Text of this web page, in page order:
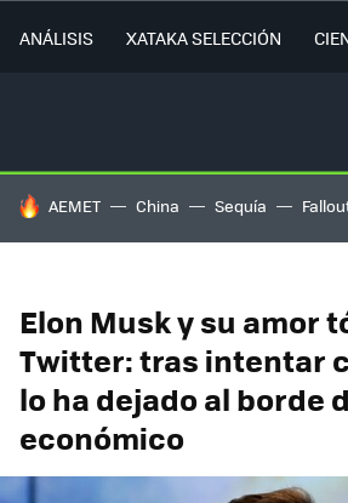
ANÁLISIS XATAKA SELECCIÓN
HOY SE HABLA DE
AEMET China Sequía
Elon Musk y su amor
Twitter: tras intentar
lo ha dejado al borde
económico